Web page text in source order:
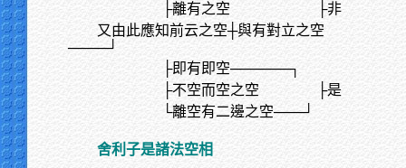
├離有之空 ├非
又由此應知前云之空┼與有對立之空
────┘
├即有即空──────┐
├不空而空之空 ├是
└離空有二邊之空───┘
舍利子是諸法空相